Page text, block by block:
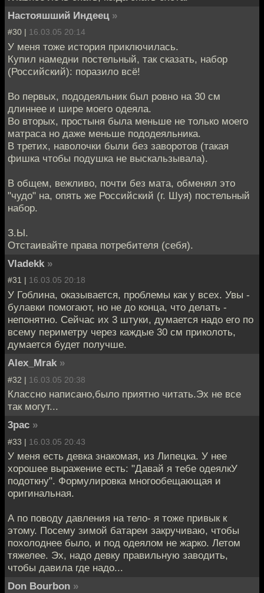
Настояшший Индеец »
#30 | 16.03.05 20:14
У меня тоже история приключилась.
Купил намедни постельный, так сказать, набор
(Российский): поразило всё!
Во первых, пододеяльник был ровно на 30 см
длиннее и шире моего одеяла.
Во вторых, простыня была меньше не только моего
матраса но даже меньше пододеяльника.
В третих, наволочки были без заворотов (такая
фишка чтобы подушка не выскальзывала).
В общем, вежливо, почти без мата, обменял это
"чудо" на, опять же Российский (г. Шуя) постельный
набор.
З.Ы.
Отстаивайте права потребителя (себя).
Vladekk »
#31 | 16.03.05 20:18
У Гоблина, оказывается, проблемы как у всех. Увы -
булавки помогают, но не до конца, что делать -
непонятно. Сейчас их 3 штуки, думается надо его по
всему периметру через каждые 30 см приколоть,
думается будет получше.
Alex_Mrak »
#32 | 16.03.05 20:38
Классно написано,было приятно читать.Эх не все
так могут...
3pac »
#33 | 16.03.05 20:43
У меня есть девка знакомая, из Липецка. У нее
хорошее выражение есть: "Давай я тебе одеялкУ
подоткну". Формулировка многообещающая и
оригинальная.
А по поводу давления на тело- я тоже привык к
этому. Посему зимой батареи закручиваю, чтобы
похолоднее было, и под одеялом не жарко. Летом
тяжелее. Эх, надо девку правильную заводить,
чтобы давила где надо...
Don Bourbon »